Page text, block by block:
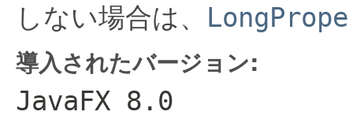
しない場合は、
導入されたバージョン:
JavaFX 8.0